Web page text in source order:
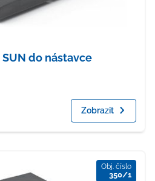
do nástavce
Zobrazit
Obj. číslo
350/1